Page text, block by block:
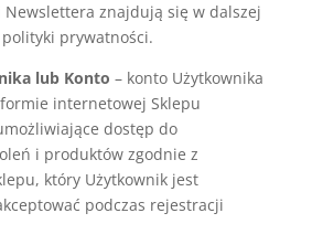
Newslettera znajdują się w dalszej
prywatności.
lub Konto – konto Użytkownika
internetowej Sklepu
dostęp do
i produktów zgodnie z
który Użytkownik jest
podczas rejestracji